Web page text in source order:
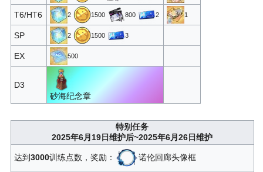
T6/HT6 2 1500 800 2 1
SP 2 1500 3
EX 500
D3
砂海纪念章
特别任务
2025年6月19日维护后~2025年6月26日维护
达到3000训练点数，奖励： 诺伦回廊头像框